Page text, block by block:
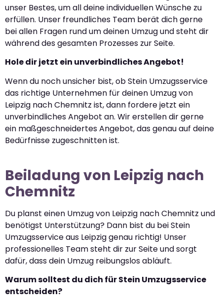
unser Bestes, um all deine individuellen Wünsche zu
erfüllen. Unser freundliches Team berät dich gerne
bei allen Fragen rund um deinen Umzug und steht dir
während des gesamten Prozesses zur Seite.
Hole dir jetzt ein unverbindliches Angebot!
Wenn du noch unsicher bist, ob Stein Umzugsservice
das richtige Unternehmen für deinen Umzug von
Leipzig nach Chemnitz ist, dann fordere jetzt ein
unverbindliches Angebot an. Wir erstellen dir gerne
ein maßgeschneidertes Angebot, das genau auf deine
Bedürfnisse zugeschnitten ist.
Beiladung von Leipzig nach
Chemnitz
Du planst einen Umzug von Leipzig nach Chemnitz und
benötigst Unterstützung? Dann bist du bei Stein
Umzugsservice aus Leipzig genau richtig! Unser
professionelles Team steht dir zur Seite und sorgt
dafür, dass dein Umzug reibungslos abläuft.
Warum solltest du dich für Stein Umzugsservice
entscheiden?